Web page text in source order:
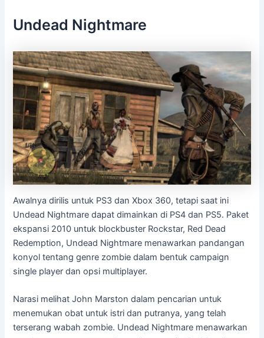
Undead Nightmare
Awalnya dirilis untuk PS3 dan Xbox 360, tetapi saat ini
Undead Nightmare dapat dimainkan di PS4 dan PS5. Paket
ekspansi 2010 untuk blockbuster Rockstar, Red Dead
Redemption, Undead Nightmare menawarkan pandangan
konyol tentang genre zombie dalam bentuk campaign
single player dan opsi multiplayer.
Narasi melihat John Marston dalam pencarian untuk
menemukan obat untuk istri dan putranya, yang telah
terserang wabah zombie. Undead Nightmare menawarkan